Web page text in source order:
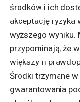
środków i ich
akceptację ryzyka
wyższego wyniku.
przypominają, że
większym
Środki trzymane
gwarantowania